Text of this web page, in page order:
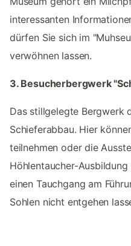
interessanten
dürfen Sie sich im
verwöhnen lassen.
3. Besucherbergwerk
Das stillgelegte Bergwerk
Schieferabbau. Hier
teilnehmen oder die
Höhlentaucher-
einen Tauchgang am
Sohlen nicht entgehen